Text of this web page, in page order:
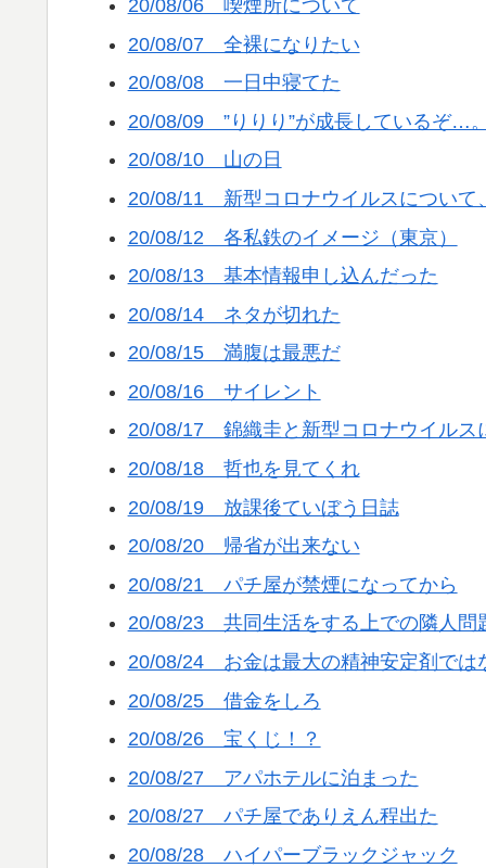
20/08/06 喫煙所について
20/08/07 全裸になりたい
20/08/08 一日中寝てた
20/08/09 ”りりり”が成長しているぞ…。
20/08/10 山の日
20/08/11 新型コロナウイルスについて
20/08/12 各私鉄のイメージ（東京）
20/08/13 基本情報申し込んだった
20/08/14 ネタが切れた
20/08/15 満腹は最悪だ
20/08/16 サイレント
20/08/17 錦織圭と新型コロナウイルス
20/08/18 哲也を見てくれ
20/08/19 放課後ていぼう日誌
20/08/20 帰省が出来ない
20/08/21 パチ屋が禁煙になってから
20/08/23 共同生活をする上での隣人問
20/08/24 お金は最大の精神安定剤では
20/08/25 借金をしろ
20/08/26 宝くじ！？
20/08/27 アパホテルに泊まった
20/08/27 パチ屋でありえん程出た
20/08/28 ハイパーブラックジャック